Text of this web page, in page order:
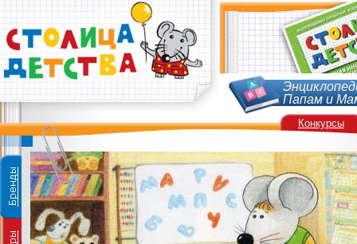
Папам и
Конкурсы